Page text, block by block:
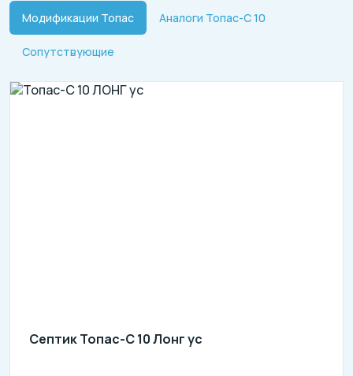
Модификации Топас Аналоги Топас-С 10
Сопутствующие
Септик Топас-С 10 Лонг ус